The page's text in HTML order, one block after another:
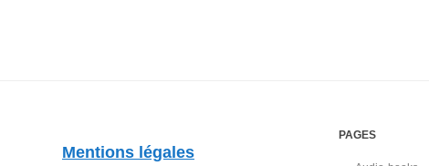
Mentions légales
PAGES